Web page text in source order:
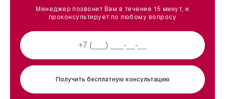
Менеджер позвонит Вам в течение 15 минут, и
проконсультирует по любому вопросу
Получить бесплатную консультацию